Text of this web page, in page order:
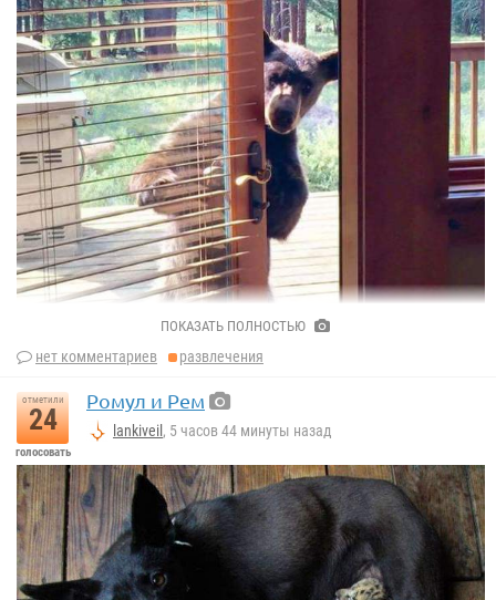
ПОКАЗАТЬ ПОЛНОСТЬЮ
нет комментариев развлечения
отметили
24
голосовать
Ромул и Рем
lankiveil , 5 часов 44 минуты назад